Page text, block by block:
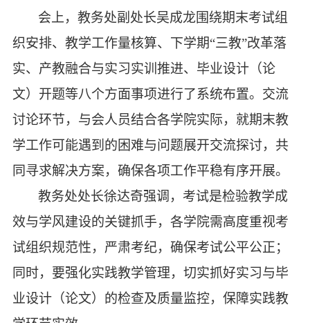
会上，教务处副处长吴成龙围绕期末考试组
织安排、教学工作量核算、下学期“三教”改革落
实、产教融合与实习实训推进、毕业设计（论
文）开题等八个方面事项进行了系统布置。交流
讨论环节，与会人员结合各学院实际，就期末教
学工作可能遇到的困难与问题展开交流探讨，共
同寻求解决方案，确保各项工作平稳有序开展。
教务处处长徐达奇强调，考试是检验教学成
效与学风建设的关键抓手，各学院需高度重视考
试组织规范性，严肃考纪，确保考试公平公正；
同时，要强化实践教学管理，切实抓好实习与毕
业设计（论文）的检查及质量监控，保障实践教